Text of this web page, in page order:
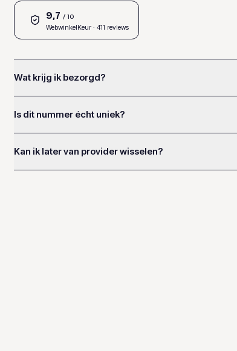
9,7 / 10
WebwinkelKeur· 411 reviews
Wat krijg ik bezorgd?
Is dit nummer écht uniek?
Kan ik later van provider wisselen?